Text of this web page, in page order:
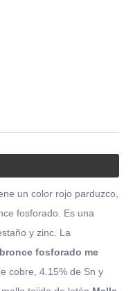
un color rojo parduzco,
fosforado. Es una
y zinc. La
fosforado me
cobre, 4.15% de Sn y